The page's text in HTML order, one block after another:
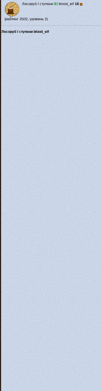
Лесоруб I ступени El blood_elf 18
(рейтинг 2502, уровень 2)
Лесоруб I ступени blood_elf